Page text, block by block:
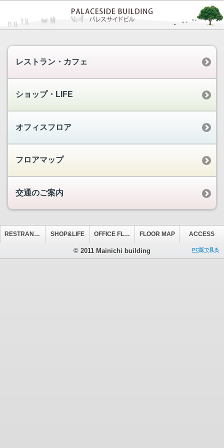
レストラン・カフェ
ショップ・LIFE
オフィスフロア
フロアマップ
交通のご案内
RESTRANT&CAFE SHOP&LIFE OFFICE FLOOR FLOOR MAP ACCESS
© 2011 Mainichi building PC版で見る